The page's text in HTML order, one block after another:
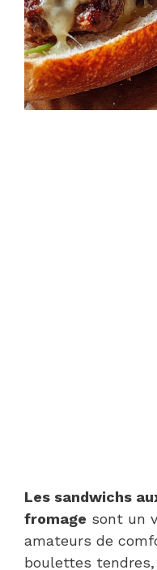
Les sandwichs
fromage sont un
amateurs de
boulettes